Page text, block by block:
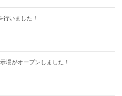
行いました！
場がオープンしました！